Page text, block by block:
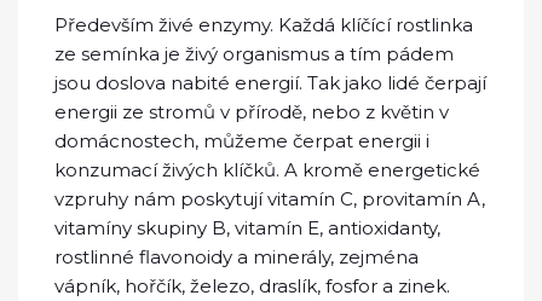
Především živé enzymy. Každá klíčící rostlinka
ze semínka je živý organismus a tím pádem
jsou doslova nabité energií. Tak jako lidé čerpají
energii ze stromů v přírodě, nebo z květin v
domácnostech, můžeme čerpat energii i
konzumací živých klíčků. A kromě energetické
vzpruhy nám poskytují vitamín C, provitamín A,
vitamíny skupiny B, vitamín E, antioxidanty,
rostlinné flavonoidy a minerály, zejména
vápník, hořčík, železo, draslík, fosfor a zinek.